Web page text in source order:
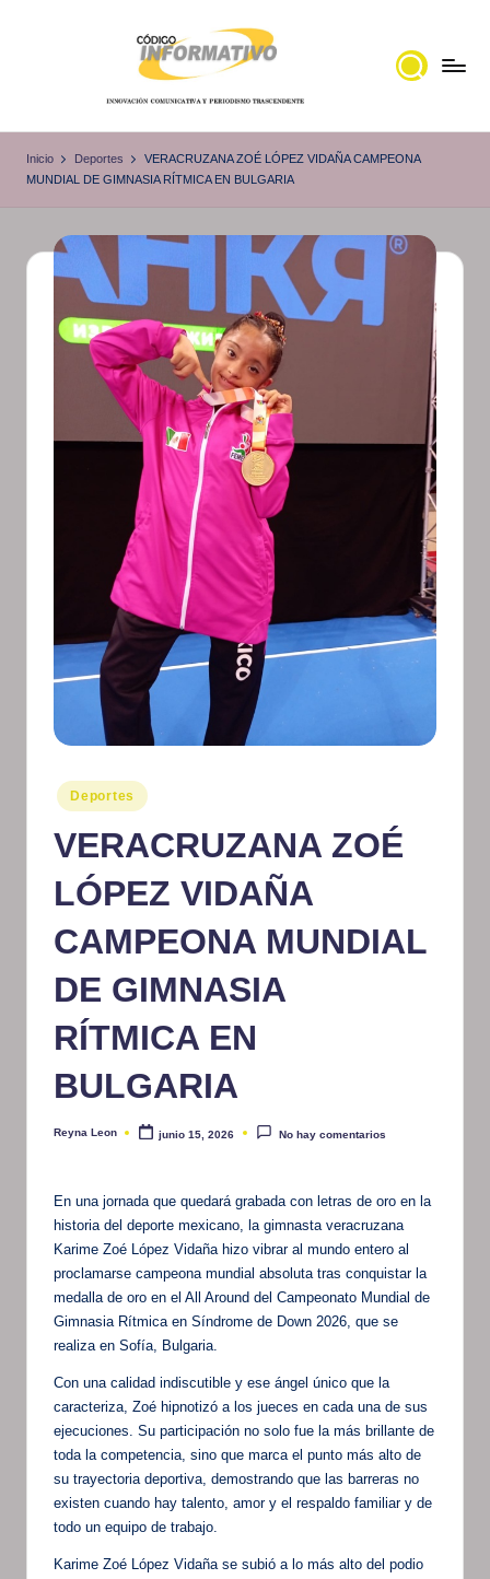
ó
i
g
o
I
n
o
iv
noticias
Inicio Deportes
VERACRUZANA ZOÉ LÓPEZ VIDAÑA CAMPEONA
MUNDIAL DE GIMNASIA RÍTMICA EN BULGARIA
Publicado
en
Deportes
VERACRUZANA ZOÉ
LÓPEZ VIDAÑA
CAMPEONA MUNDIAL
DE GIMNASIA
RÍTMICA EN
BULGARIA
Publicado
Reyna Leon junio 15, 2026 No hay comentarios
En una jornada que quedará grabada con letras de oro en la
historia del deporte mexicano, la gimnasta veracruzana
Karime Zoé López Vidaña hizo vibrar al mundo entero al
proclamarse campeona mundial absoluta tras conquistar la
medalla de oro en el All Around del Campeonato Mundial de
Gimnasia Rítmica en Síndrome de Down 2026, que se
realiza en Sofía, Bulgaria.
Con una calidad indiscutible y ese ángel único que la
caracteriza, Zoé hipnotizó a los jueces en cada una de sus
ejecuciones. Su participación no solo fue la más brillante de
toda la competencia, sino que marca el punto más alto de
su trayectoria deportiva, demostrando que las barreras no
existen cuando hay talento, amor y el respaldo familiar y de
todo un equipo de trabajo.
Karime Zoé López Vidaña se subió a lo más alto del podio